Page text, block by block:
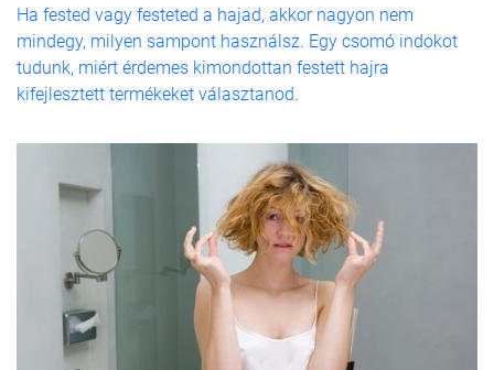
Ha fested vagy festeted a hajad, akkor nagyon nem
mindegy, milyen sampont használsz. Egy csomó indokot
tudunk, miért érdemes kimondottan festett hajra
kifejlesztett termékeket választanod.